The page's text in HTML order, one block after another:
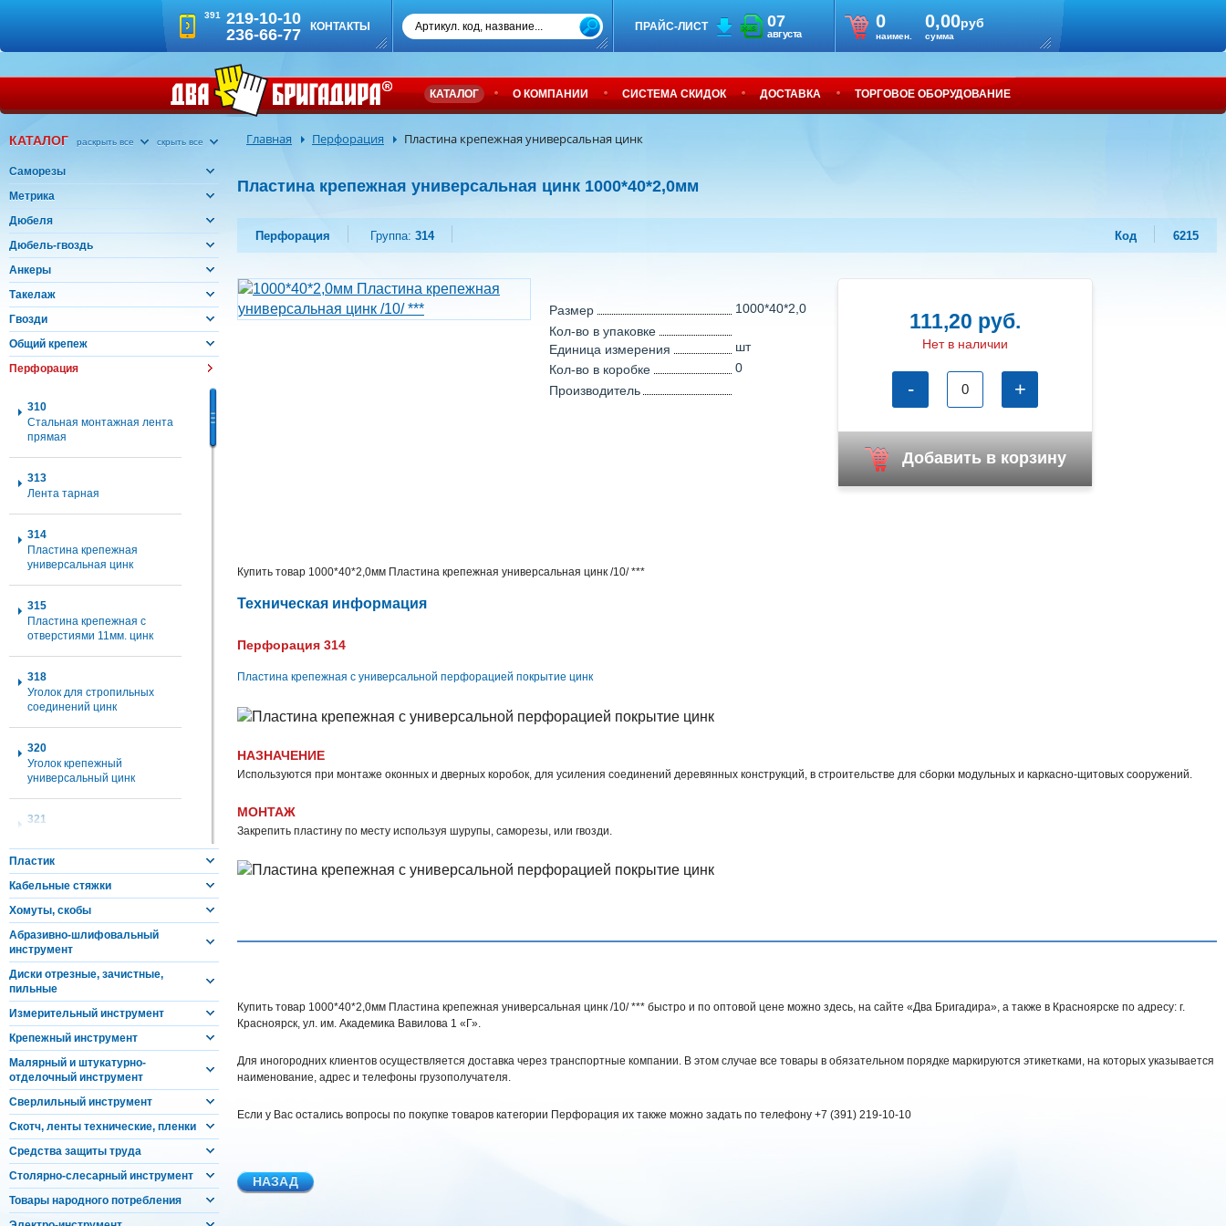
391
219-10-10
236-66-77
КОНТАКТЫ ПРАЙС-ЛИСТ 07
августа
0
наимен.
0,00руб
сумма
КАТАЛОГ О КОМПАНИИ СИСТЕМА СКИДОК ДОСТАВКА ТОРГОВОЕ ОБОРУДОВАНИЕ
КАТАЛОГ раскрыть все скрыть все
Саморезы
Метрика
Дюбеля
Дюбель-гвоздь
Анкеры
Такелаж
Гвозди
Общий крепеж
Перфорация
310
Стальная монтажная лента
прямая
313
Лента тарная
314
Пластина крепежная
универсальная цинк
315
Пластина крепежная с
отверстиями 11мм. цинк
318
Уголок для стропильных
соединений цинк
320
Уголок крепежный
универсальный цинк
321
отверстиями 11мм цинк
324
Уголок крепежный Z-
образный цинк
326
Уголок крепежный с
усилением цинк
328
Уголок крепежный
скользящий цинк
330
332
Держатель балки цинк
335
Пластик
Кабельные стяжки
Хомуты, скобы
Абразивно-шлифовальный
инструмент
Диски отрезные, зачистные,
пильные
Измерительный инструмент
Крепежный инструмент
Малярный и штукатурно-
отделочный инструмент
Сверлильный инструмент
Скотч, ленты технические, пленки
Средства защиты труда
Столярно-слесарный инструмент
Товары народного потребления
Главная Перфорация Пластина крепежная универсальная цинк
Пластина крепежная универсальная цинк 1000*40*2,0мм
Перфорация Группа: 314 6215
Код
Размер
1000*40*2,0
Кол-во в упаковке
Единица измерения
шт
Кол-во в коробке
0
Производитель
111,20 руб.
Нет в наличии
- +
Добавить в корзину
Купить товар 1000*40*2,0мм Пластина крепежная универсальная цинк /10/ ***
Техническая информация
Перфорация 314
Пластина крепежная с универсальной перфорацией покрытие цинк
НАЗНАЧЕНИЕ
Используются при монтаже оконных и дверных коробок, для усиления соединений деревянных конструкций, в строительстве для сборки модульных и каркасно-щитовых сооружений.
МОНТАЖ
Закрепить пластину по месту используя шурупы, саморезы, или гвозди.
Купить товар 1000*40*2,0мм Пластина крепежная универсальная цинк /10/ *** быстро и по оптовой цене можно здесь, на сайте «Два Бригадира», а также в Красноярске по адресу: г.
Красноярск, ул. им. Академика Вавилова 1 «Г».
Для иногородних клиентов осуществляется доставка через транспортные компании. В этом случае все товары в обязательном порядке маркируются этикетками, на которых указывается
наименование, адрес и телефоны грузополучателя.
Если у Вас остались вопросы по покупке товаров категории Перфорация их также можно задать по телефону +7 (391) 219-10-10
НАЗАД